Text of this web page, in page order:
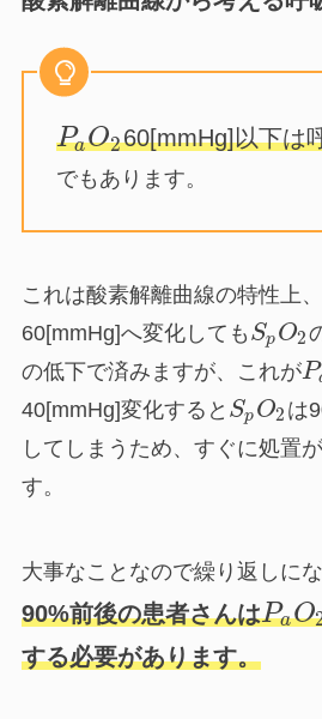
PaO260[mmHg]以下は
でもあります。
これは酸素解離曲線の特性上、
60[mmHg]へ変化しても Sp O2
の低下で済みますが、これがP
40[mmHg]変化すると Sp O2 は
してしまうため、すぐに処置
す。
大事なことなので繰り返しにな
90%前後の患者さんはPaO
する必要があります。